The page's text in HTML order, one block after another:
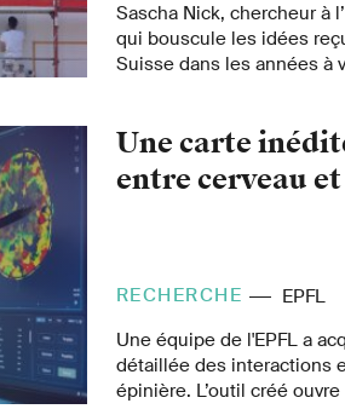
Sascha Nick, chercheur à
qui bouscule les idées
Suisse dans les années à
intégrant le bien-être
population.
Une carte
entre cerveau
RECHERCHE
EPFL
Une équipe de l'EPFL a
détaillée des interactions
épinière. L’outil créé